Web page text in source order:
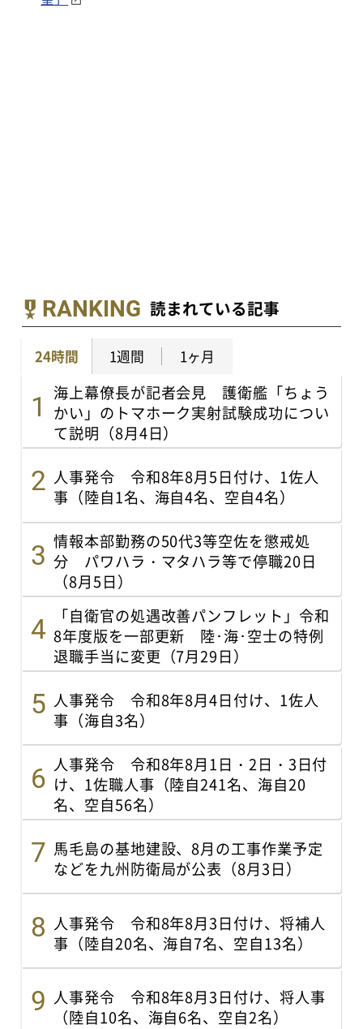
RANKING 読まれている記事
24時間 1週間 1ヶ月
海上幕僚長が記者会見 護衛艦「ちょう
かい」のトマホーク実射試験成功につい
て説明（8月4日）
人事発令 令和8年8月5日付け、1佐人
事（陸自1名、海自4名、空自4名）
情報本部勤務の50代3等空佐を懲戒処
分 パワハラ・マタハラ等で停職20日
（8月5日）
「自衛官の処遇改善パンフレット」令和
8年度版を一部更新 陸･海･空士の特例
退職手当に変更（7月29日）
人事発令 令和8年8月4日付け、1佐人
事（海自3名）
人事発令 令和8年8月1日・2日・3日付
け、1佐職人事（陸自241名、海自20
名、空自56名）
馬毛島の基地建設、8月の工事作業予定
などを九州防衛局が公表（8月3日）
人事発令 令和8年8月3日付け、将補人
事（陸自20名、海自7名、空自13名）
人事発令 令和8年8月3日付け、将人事
（陸自10名、海自6名、空自2名）